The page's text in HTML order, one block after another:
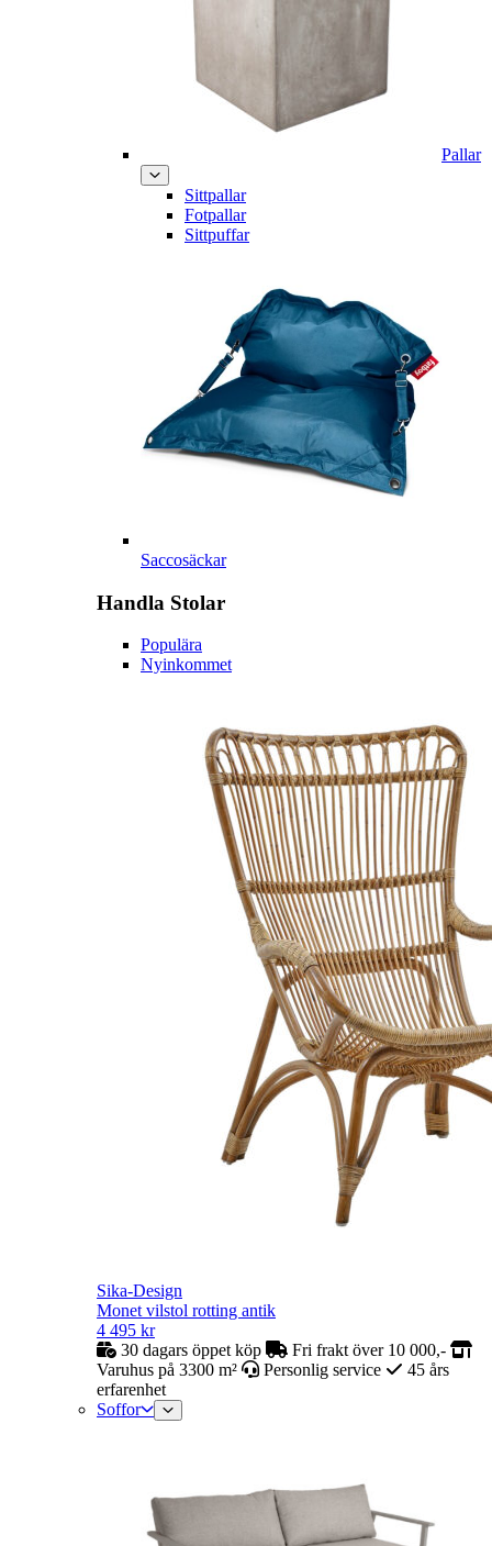
Pallar
Sittpallar
Fotpallar
Sittpuffar
Saccosäckar
Handla Stolar
Populära
Nyinkommet
Sika-Design
Monet vilstol rotting antik
4 495 kr
30 dagars öppet köp
Fri frakt över 10 000,-
Varuhus på 3300 m²
Personlig service
45 års
erfarenhet
Soffor